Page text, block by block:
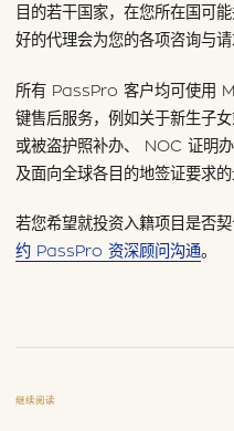
目的若干国家，在您所在国可
好的代理会为您的各项咨询与请
所有 PassPro 客户均可使用
键售后服务，例如关于新生子
或被盗护照补办、 NOC 证明
及面向全球各目的地签证要求的
若您希望就投资入籍项目是否
约 PassPro 资深顾问沟通。
继续阅读